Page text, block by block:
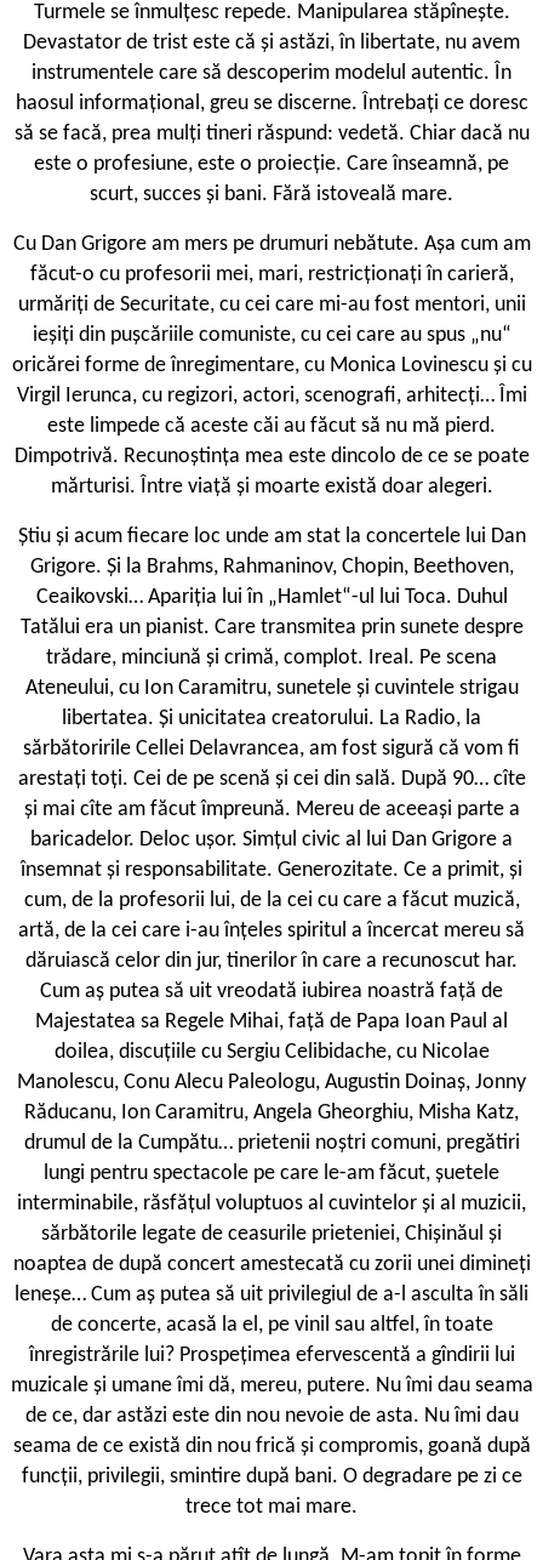
Turmele se înmulțesc repede. Manipularea stăpînește.
Devastator de trist este că și astăzi, în libertate, nu avem
instrumentele care să descoperim modelul autentic. În
haosul informațional, greu se discerne. Întrebați ce doresc
să se facă, prea mulți tineri răspund: vedetă. Chiar dacă nu
este o profesiune, este o proiecție. Care înseamnă, pe
scurt, succes și bani. Fără istoveală mare.
Cu Dan Grigore am mers pe drumuri nebătute. Așa cum am
făcut-o cu profesorii mei, mari, restricționați în carieră,
urmăriți de Securitate, cu cei care mi-au fost mentori, unii
ieșiți din pușcăriile comuniste, cu cei care au spus „nu“
oricărei forme de înregimentare, cu Monica Lovinescu și cu
Virgil Ierunca, cu regizori, actori, scenografi, arhitecți… Îmi
este limpede că aceste căi au făcut să nu mă pierd.
Dimpotrivă. Recunoștința mea este dincolo de ce se poate
mărturisi. Între viață și moarte există doar alegeri.
Știu și acum fiecare loc unde am stat la concertele lui Dan
Grigore. Și la Brahms, Rahmaninov, Chopin, Beethoven,
Ceaikovski… Apariția lui în „Hamlet“-ul lui Toca. Duhul
Tatălui era un pianist. Care transmitea prin sunete despre
trădare, minciună și crimă, complot. Ireal. Pe scena
Ateneului, cu Ion Caramitru, sunetele și cuvintele strigau
libertatea. Și unicitatea creatorului. La Radio, la
sărbătoririle Cellei Delavrancea, am fost sigură că vom fi
arestați toți. Cei de pe scenă și cei din sală. După 90… cîte
și mai cîte am făcut împreună. Mereu de aceeași parte a
baricadelor. Deloc ușor. Simțul civic al lui Dan Grigore a
însemnat și responsabilitate. Generozitate. Ce a primit, și
cum, de la profesorii lui, de la cei cu care a făcut muzică,
artă, de la cei care i-au înțeles spiritul a încercat mereu să
dăruiască celor din jur, tinerilor în care a recunoscut har.
Cum aș putea să uit vreodată iubirea noastră față de
Majestatea sa Regele Mihai, față de Papa Ioan Paul al
doilea, discuțiile cu Sergiu Celibidache, cu Nicolae
Manolescu, Conu Alecu Paleologu, Augustin Doinaș, Jonny
Răducanu, Ion Caramitru, Angela Gheorghiu, Misha Katz,
drumul de la Cumpătu… prietenii noștri comuni, pregătiri
lungi pentru spectacole pe care le-am făcut, șuetele
interminabile, răsfățul voluptuos al cuvintelor și al muzicii,
sărbătorile legate de ceasurile prieteniei, Chișinăul și
noaptea de după concert amestecată cu zorii unei dimineți
leneșe… Cum aș putea să uit privilegiul de a-l asculta în săli
de concerte, acasă la el, pe vinil sau altfel, în toate
înregistrările lui? Prospețimea efervescentă a gîndirii lui
muzicale și umane îmi dă, mereu, putere. Nu îmi dau seama
de ce, dar astăzi este din nou nevoie de asta. Nu îmi dau
seama de ce există din nou frică și compromis, goană după
funcții, privilegii, smintire după bani. O degradare pe zi ce
trece tot mai mare.